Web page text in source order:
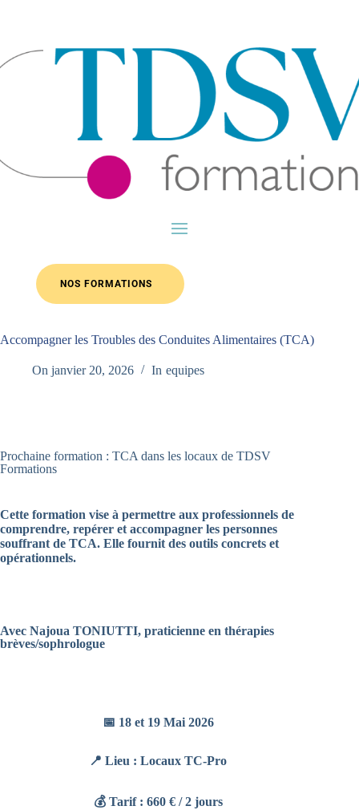
NOS FORMATIONS
Accompagner les Troubles des Conduites Alimentaires (TCA)
On janvier 20, 2026 In equipes
Prochaine formation : TCA dans les locaux de TDSV
Formations
Cette formation vise à permettre aux professionnels de
comprendre, repérer et accompagner les personnes
souffrant de TCA. Elle fournit des outils concrets et
opérationnels.
Avec Najoua TONIUTTI, praticienne en thérapies
brèves/sophrologue
📅 18 et 19 Mai 2026
📍 Lieu : Locaux TC-Pro
💰 Tarif : 660 € / 2 jours